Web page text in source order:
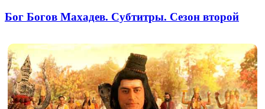
Бог Богов Махадев. Субтитры. Сезон второй